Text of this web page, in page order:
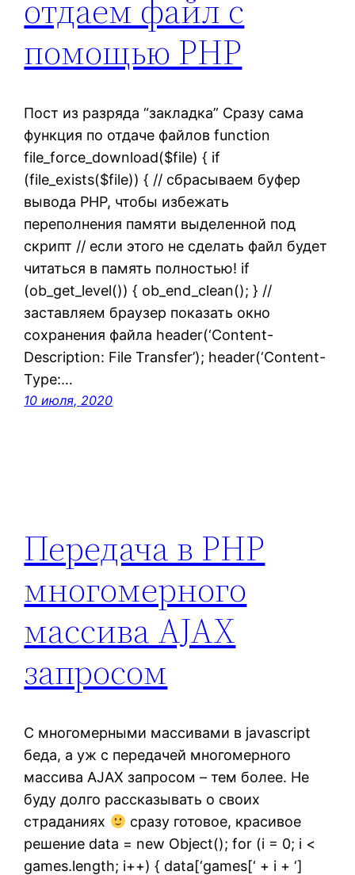
отдаем файл с
помощью PHP
Пост из разряда “закладка” Сразу сама
функция по отдаче файлов function
file_force_download($file) { if
(file_exists($file)) { // сбрасываем буфер
вывода PHP, чтобы избежать
переполнения памяти выделенной под
скрипт // если этого не сделать файл будет
читаться в память полностью! if
(ob_get_level()) { ob_end_clean(); } //
заставляем браузер показать окно
сохранения файла header(‘Content-
Description: File Transfer’); header(‘Content-
Type:…
10 июля, 2020
Передача в PHP
многомерного
массива AJAX
запросом
С многомерными массивами в javascript
беда, а уж с передачей многомерного
массива AJAX запросом – тем более. Не
буду долго рассказывать о своих
страданиях
сразу готовое, красивое
решение data = new Object(); for (i = 0; i <
games.length; i++) { data[‘games[‘ + i + ‘]